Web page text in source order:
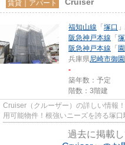
賃貸｜アパート Cruiser
福知山線 「 塚口
阪急神戸本線 「
阪急神戸本線 「
兵庫県尼崎市御園
-
築年数：予定
階数：3階建
Cruiser（クルーザー）の詳しい情報
用可能物件！根強いニーズを誇る塚
過去に掲載し